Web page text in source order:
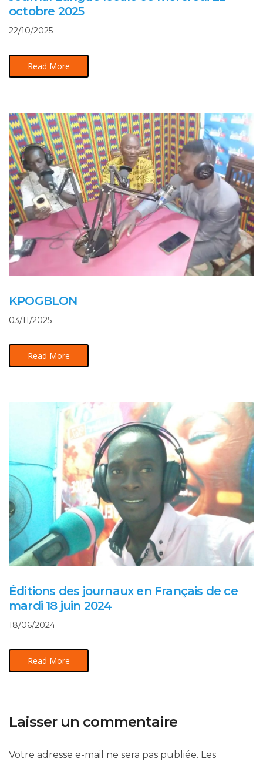
octobre 2025
22/10/2025
Read More
KPOGBLON
03/11/2025
Read More
Éditions des journaux en Français de ce
mardi 18 juin 2024
18/06/2024
Read More
Laisser un commentaire
Votre adresse e-mail ne sera pas publiée. Les